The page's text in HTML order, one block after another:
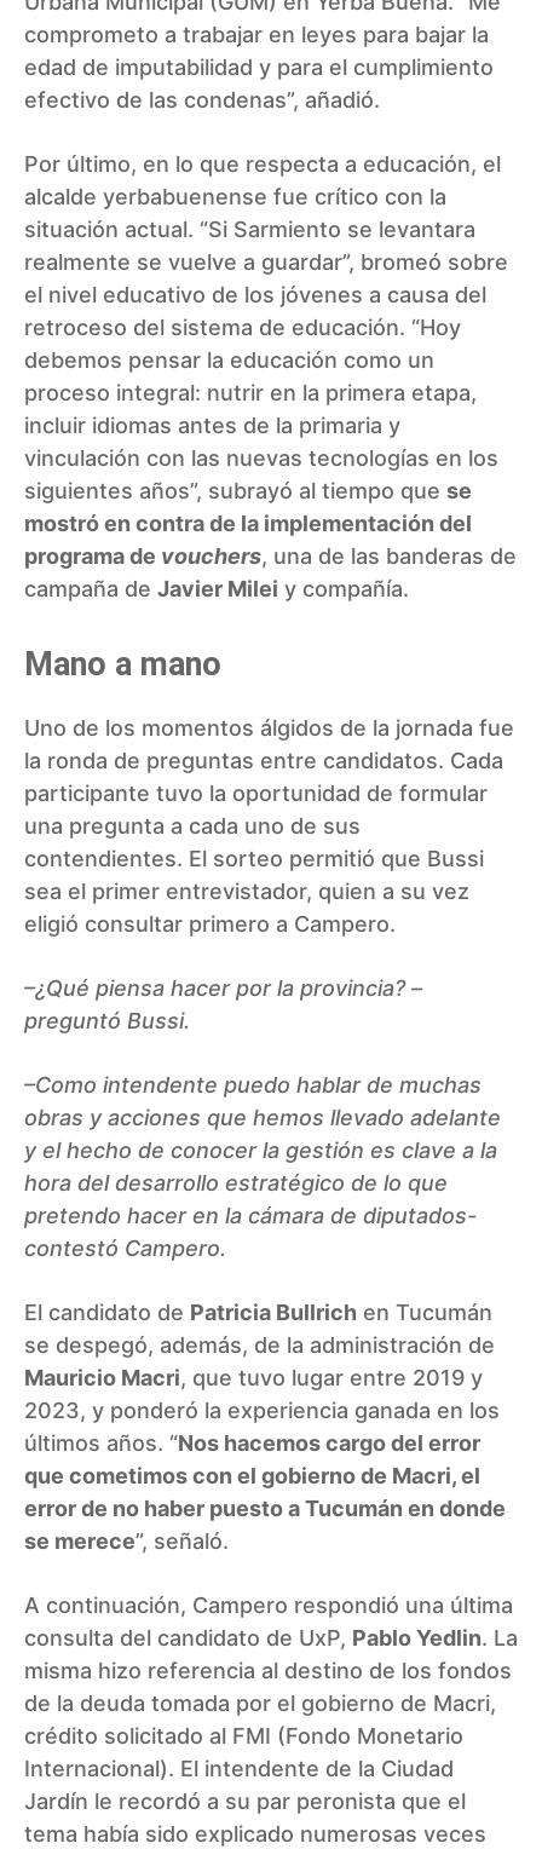
comprometo a trabajar en leyes para bajar la
edad de imputabilidad y para el cumplimiento
efectivo de las condenas”, añadió.
Por último, en lo que respecta a educación, el
alcalde yerbabuenense fue crítico con la
situación actual. “Si Sarmiento se levantara
realmente se vuelve a guardar”, bromeó sobre
el nivel educativo de los jóvenes a causa del
retroceso del sistema de educación. “Hoy
debemos pensar la educación como un
proceso integral: nutrir en la primera etapa,
incluir idiomas antes de la primaria y
vinculación con las nuevas tecnologías en los
siguientes años”, subrayó al tiempo que se
mostró en contra de la implementación del
programa de vouchers, una de las banderas de
campaña de Javier Milei y compañía.
Mano a mano
Uno de los momentos álgidos de la jornada fue
la ronda de preguntas entre candidatos. Cada
participante tuvo la oportunidad de formular
una pregunta a cada uno de sus
contendientes. El sorteo permitió que Bussi
sea el primer entrevistador, quien a su vez
eligió consultar primero a Campero.
–¿Qué piensa hacer por la provincia? –
preguntó Bussi.
–Como intendente puedo hablar de muchas
obras y acciones que hemos llevado adelante
y el hecho de conocer la gestión es clave a la
hora del desarrollo estratégico de lo que
pretendo hacer en la cámara de diputados-
contestó Campero.
El candidato de Patricia Bullrich en Tucumán
se despegó, además, de la administración de
Mauricio Macri, que tuvo lugar entre 2019 y
2023, y ponderó la experiencia ganada en los
últimos años. “Nos hacemos cargo del error
que cometimos con el gobierno de Macri, el
error de no haber puesto a Tucumán en donde
se merece”, señaló.
A continuación, Campero respondió una última
consulta del candidato de UxP, Pablo Yedlin. La
misma hizo referencia al destino de los fondos
de la deuda tomada por el gobierno de Macri,
crédito solicitado al FMI (Fondo Monetario
Internacional). El intendente de la Ciudad
Jardín le recordó a su par peronista que el
tema había sido explicado numerosas veces